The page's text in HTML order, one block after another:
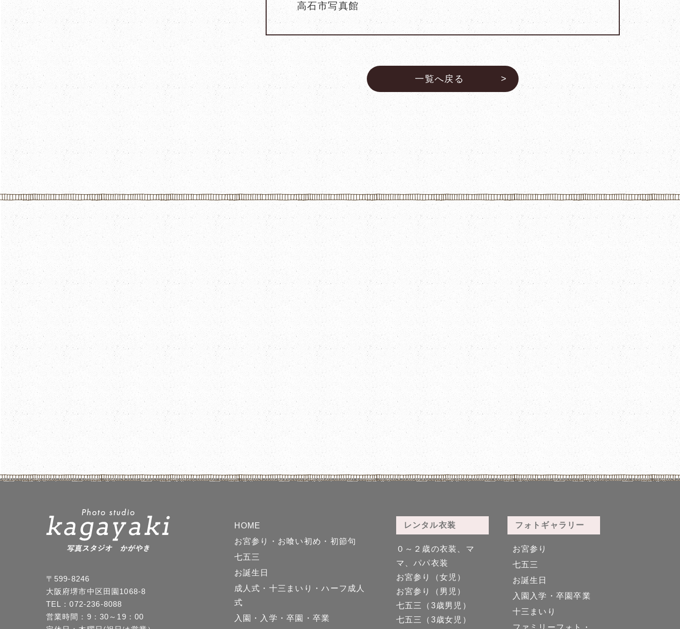
高石市写真館
一覧へ戻る
〒599-8246
大阪府堺市中区田園1068-8
TEL：072-236-8088
営業時間：9：30～19：00
HOME
お宮参り・お喰い初め・初節句
七五三
お誕生日
成人式・十三まいり・ハーフ成人
式
入園・入学・卒園・卒業
レンタル衣装
０～２歳の衣装、マ
マ、パパ衣装
お宮参り（女児）
お宮参り（男児）
七五三（3歳男児）
七五三（3歳女児）
フォトギャラリー
お宮参り
七五三
お誕生日
入園入学・卒園卒業
十三まいり